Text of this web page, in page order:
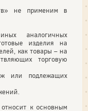
не применим в
аналогичных
изделия на
как товары – на
торговую
или подлежащих
к основным